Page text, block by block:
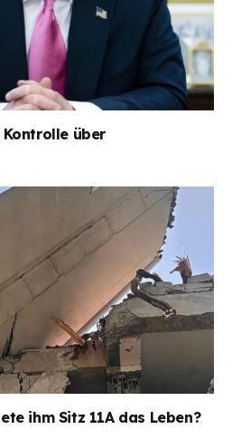
über
ihm Sitz 11A das Leben?